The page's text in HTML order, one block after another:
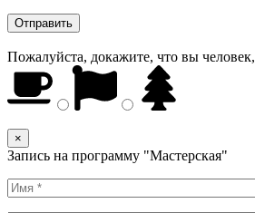
Пожалуйста, докажите, что вы
×
Запись на программу "Мастерская"